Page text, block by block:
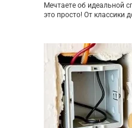
Мечтаете об идеальной
это просто! От классики